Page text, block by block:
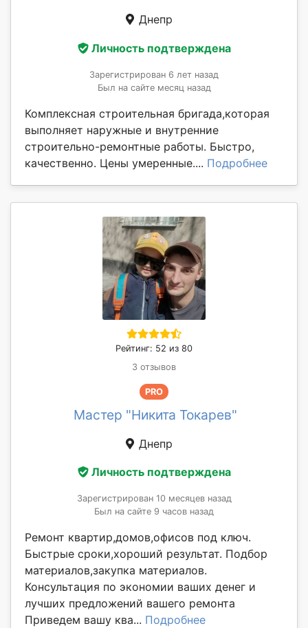
Днепр
Личность подтверждена
Зарегистрирован 6 лет назад
Был на сайте месяц назад
Комплексная строительная бригада,которая
выполняет наружные и внутренние
строительно-ремонтные работы. Быстро,
качественно. Цены умеренные.... Подробнее
Рейтинг: 52 из 80
3 отзывов
PRO
Мастер "Никита Токарев"
Днепр
Личность подтверждена
Зарегистрирован 10 месяцев назад
Был на сайте 9 часов назад
Ремонт квартир,домов,офисов под ключ.
Быстрые сроки,хороший результат. Подбор
материалов,закупка материалов.
Консультация по экономии ваших денег и
лучших предложений вашего ремонта
Приведем вашу ква... Подробнее